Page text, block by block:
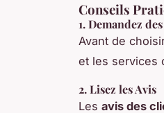
Conseils
1.Demandez
Avant de
et les services
2.Lisez les Avis
Les avis des